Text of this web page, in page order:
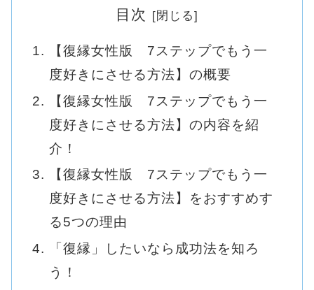
目次
【復縁女性版 7ステップでもう一
度好きにさせる方法】の概要
【復縁女性版 7ステップでもう一
度好きにさせる方法】の内容を紹
介！
【復縁女性版 7ステップでもう一
度好きにさせる方法】をおすすめす
る5つの理由
「復縁」したいなら成功法を知ろ
う！